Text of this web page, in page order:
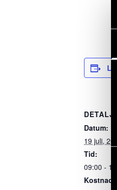
Datum:
19 juli, 2024
Tid:
09:00 -
Kostnad: